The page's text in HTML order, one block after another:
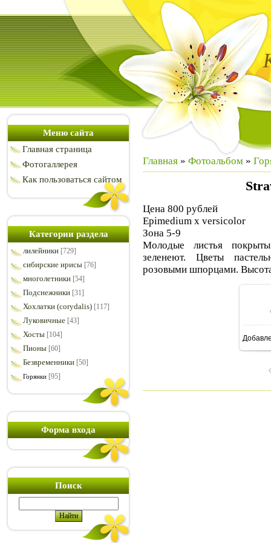
Меню сайта
Главная страница
Фотогаллерея
Как пользоваться сайтом
Категории раздела
лилейники [729]
сибирские ирисы [76]
многолетники [54]
Подснежники [31]
Хохлатки (corydalis) [117]
Луковичные [43]
Хосты [104]
Пионы [60]
Безвременники [50]
Горянки [95]
Форма входа
Поиск
Главная » Фотоальбом »
Цена 800 рублей
Epimedium x versicolor
Зона 5-9
Молодые листья
зеленеют. Цветы
розовыми шпорцами.